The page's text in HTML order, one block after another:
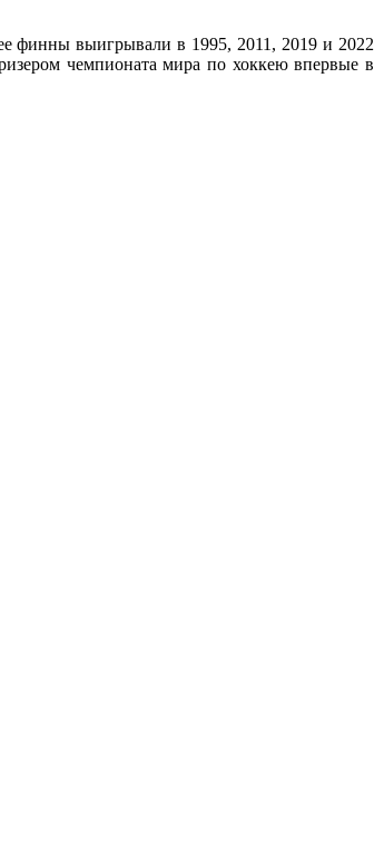
финны выигрывали в 1995, 2011, 2019 и 2022
чемпионата мира по хоккею впервые в